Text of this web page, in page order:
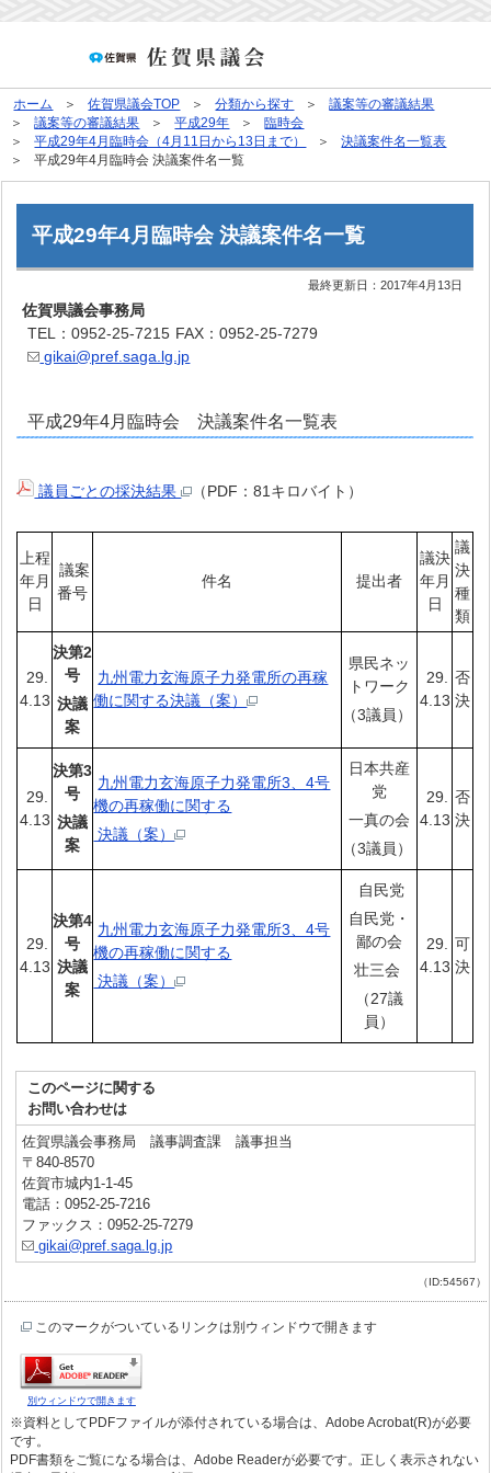
ホーム 佐賀県議会TOP 分類から探す
議案等の審議結果
議案等の審議結果
平成29年
臨時会
平成29年4月臨時会（4月11日から13日まで）
決議案件名一覧表
平成29年4月臨時会 決議案件名一覧
平成29年4月臨時会 決議案件名一覧
最終更新日：2017年4月13日
佐賀県議会事務局
TEL：0952-25-7215 FAX：0952-25-7279
gikai@pref.saga.lg.jp
平成29年4月臨時会 決議案件名一覧表
議員ごとの採決結果 （PDF：81キロバイト）
上程
年月
日
議案
番号
件名 提出者
議決
年月
日
議
決
種
類
29.
4.13
決第2
号
決議
案
九州電力玄海原子力発電所の再稼
働に関する決議（案）
県民ネッ
トワーク
（3議員）
29.
4.13
否
決
29.
4.13
決第3
号
決議
案
九州電力玄海原子力発電所3、4号
機の再稼働に関する
決議（案）
日本共産
党
一真の会
（3議員）
29.
4.13
否
決
29.
4.13
決第4
号
決議
案
九州電力玄海原子力発電所3、4号
機の再稼働に関する
決議（案）
自民党
自民党・
鄙の会
壮三会
（27議
員）
29.
4.13
可
決
このページに関する
お問い合わせは
佐賀県議会事務局 議事調査課 議事担当
〒840-8570
佐賀市城内1-1-45
電話：0952-25-7216
ファックス：0952-25-7279
gikai@pref.saga.lg.jp
（ID:54567）
このマークがついているリンクは別ウィンドウで開きます
別ウィンドウで開きます
※資料としてPDFファイルが添付されている場合は、Adobe Acrobat(R)が必要
です。
PDF書類をご覧になる場合は、Adobe Readerが必要です。正しく表示されない